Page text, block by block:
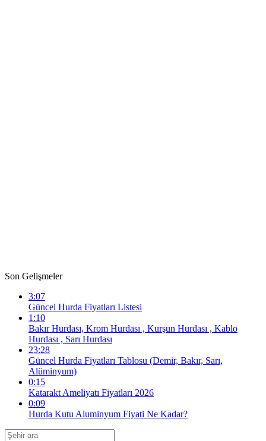
Son Gelişmeler
3:07
Güncel Hurda Fiyatları Listesi
1:10
Bakır Hurdası, Krom Hurdası , Kurşun Hurdası , Kablo
Hurdası , Sarı Hurdası
23:28
Güncel Hurda Fiyatları Tablosu (Demir, Bakır, Sarı,
Alüminyum)
0:15
Katarakt Ameliyatı Fiyatları 2026
0:09
Hurda Kutu Aluminyum Fiyati Ne Kadar?